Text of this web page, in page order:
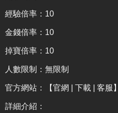
經驗倍率：10
金錢倍率：10
掉寶倍率：10
人數限制：無限制
官方網站： 【官網 | 下載 | 客服】
詳細介紹 ：